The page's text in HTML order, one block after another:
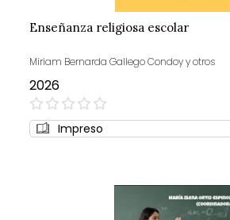
Enseñanza religiosa escolar
Miriam Bernarda Gallego Condoy y otros
2026
0%
Impreso